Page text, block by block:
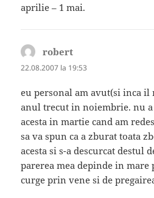
aprilie – 1 mai.
robert
22.08.2007 la 19:53
eu personal am avut(si inca il
anul trecut in noiembrie. nu
acesta in martie cand am
sa va spun ca a zburat toata
acesta si s-a descurcat destul
parerea mea depinde in mare
curge prin vene si de